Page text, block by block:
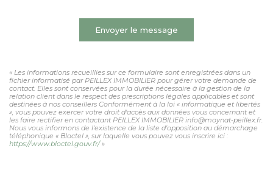
Envoyer le message
« Les informations recueillies sur ce formulaire sont enregistrées dans un
fichier informatisé par PEILLEX IMMOBILIER pour gérer votre demande de
contact. Elles sont conservées pour la durée nécessaire à la gestion de la
relation client dans le respect des prescriptions légales applicables et sont
destinées à nos conseillers Conformément à la loi « informatique et libertés
», vous pouvez exercer votre droit d'accès aux données vous concernant et
les faire rectifier en contactant PEILLEX IMMOBILIER info@moynat-peillex.fr.
Nous vous informons de l'existence de la liste d'opposition au démarchage
téléphonique « Bloctel », sur laquelle vous pouvez vous inscrire ici :
https://www.bloctel.gouv.fr/»